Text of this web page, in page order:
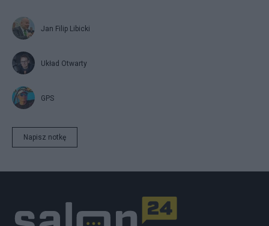
Jan Filip Libicki
Układ Otwarty
GPS
Napisz notkę